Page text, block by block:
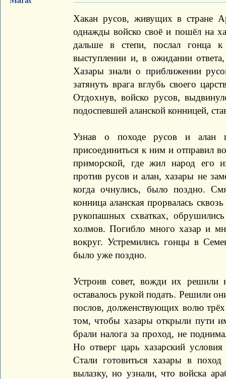
Хакан русов, живущих в стране
однажды войско своё и пошёл на
дальше в степи, послал гонца
выступлении и, в ожидании
Хазары знали о приближении
затянуть врага вглубь своего
Отдохнув, войско русов,
подоспевшей аланской конницей,
Узнав о походе русов и алан
присоединиться к ним и отправил
приморской, где жил народ его
против русов и алан, хазары не
когда очнулись, было поздно.
конница аланская прорвалась
рукопашных схватках,
холмов. Погибло много хазар и
вокруг. Устремились гонцы в
было уже поздно.
Устроив совет, вожди их решили
оставалось рукой подать. Решили
послов, долженствующих волю
том, чтобы хазары открыли пути
брали налога за проход, не
Но отверг царь хазарский
Стали готовиться хазары в
вылазку, но узнали, что войска